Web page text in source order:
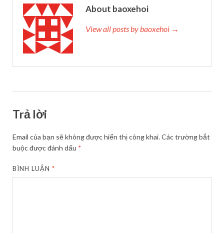
About baoxehoi
View all posts by baoxehoi →
Trả lời
Email của bạn sẽ không được hiển thị công khai.Các trường bắt
buộc được đánh dấu *
BÌNH LUẬN*